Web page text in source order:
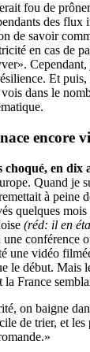
fou de
des
de savoir
en cas de
Cependant,
Et puis,
dans le
encore
choqué, en dix
Quand je
à peine
quelques mois
(réd: il en
conférence
une vidéo
le début. Mais
la France
on baigne
de trier, et les